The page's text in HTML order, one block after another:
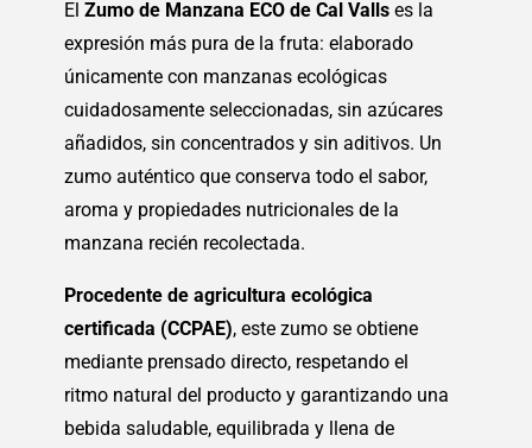
El Zumo de Manzana ECO de Cal Valls es la
expresión más pura de la fruta: elaborado
únicamente con manzanas ecológicas
cuidadosamente seleccionadas, sin azúcares
añadidos, sin concentrados y sin aditivos. Un
zumo auténtico que conserva todo el sabor,
aroma y propiedades nutricionales de la
manzana recién recolectada.
Procedente de agricultura ecológica
certificada (CCPAE), este zumo se obtiene
mediante prensado directo, respetando el
ritmo natural del producto y garantizando una
bebida saludable, equilibrada y llena de